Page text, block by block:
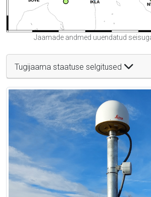
Jaamade andmed uuendatud
Tugijaama staatuse selgitused